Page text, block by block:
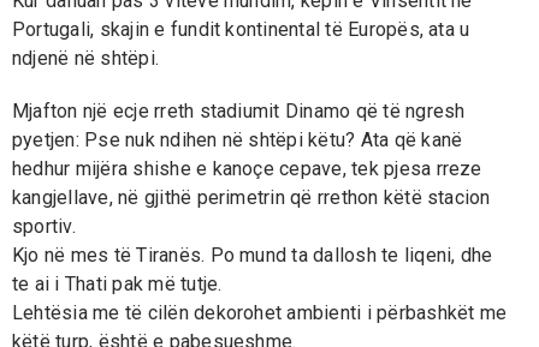
Portugali, skajin e fundit kontinental të Europës, ata u
ndjenë në shtëpi.
Mjafton një ecje rreth stadiumit Dinamo që të ngresh
pyetjen: Pse nuk ndihen në shtëpi këtu? Ata që kanë
hedhur mijëra shishe e kanoçe cepave, tek pjesa rreze
kangjellave, në gjithë perimetrin që rrethon këtë stacion
sportiv.
Kjo në mes të Tiranës. Po mund ta dallosh te liqeni, dhe
te ai i Thati pak më tutje.
Lehtësia me të cilën dekorohet ambienti i përbashkët me
këtë turp, është e pabesueshme.